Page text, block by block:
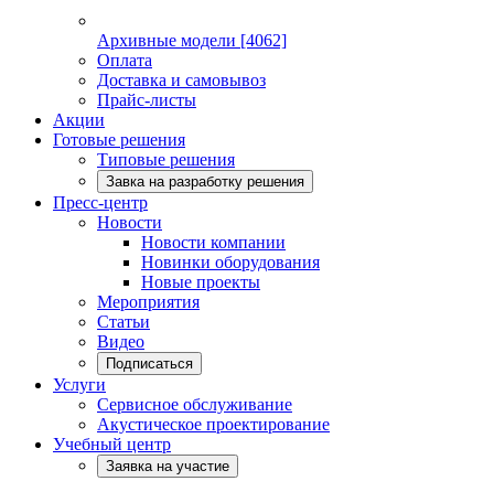
Архивные модели [4062]
Оплата
Доставка и самовывоз
Прайс-листы
Акции
Готовые решения
Типовые решения
Завка на разработку решения
Пресс-центр
Новости
Новости компании
Новинки оборудования
Новые проекты
Мероприятия
Статьи
Видео
Подписаться
Услуги
Сервисное обслуживание
Акустическое проектирование
Учебный центр
Заявка на участие